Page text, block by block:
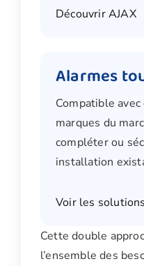
Découvrir AJAX
Alarmes
Compatible
marques du
compléter ou
installation
Voir les solutions
Cette double
l’ensemble des